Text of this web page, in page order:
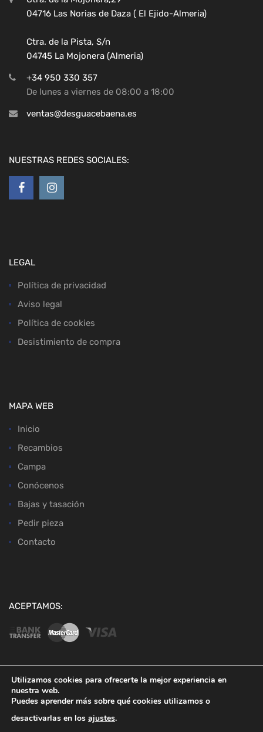
04716 Las Norias de Daza ( El Ejido-Almeria)
Ctra. de la Pista, S/n
04745 La Mojonera (Almeria)
+34 950 330 357
De lunes a viernes de 08:00 a 18:00
ventas@desguacebaena.es
NUESTRAS REDES SOCIALES:
LEGAL
Política de privacidad
Aviso legal
Política de cookies
Desistimiento de compra
MAPA WEB
Inicio
Recambios
Campa
Conócenos
Bajas y tasación
Pedir pieza
Contacto
ACEPTAMOS:
Utilizamos cookies para ofrecerte la mejor experiencia en
nuestra web.
Puedes aprender más sobre qué cookies utilizamos o
desactivarlas en los ajustes.